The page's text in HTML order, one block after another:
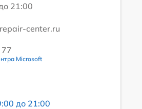
21:00
center.ru
77
Microsoft
до 21:00